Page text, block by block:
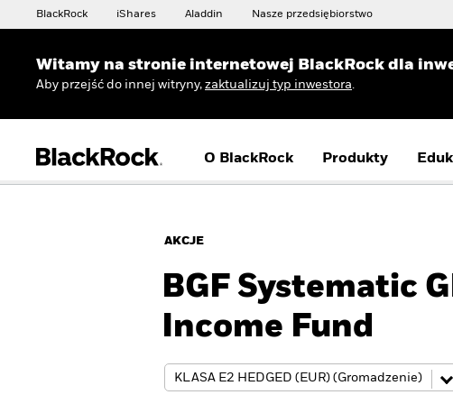
BlackRock iShares Aladdin Nasze przedsiębiorstwo
Witamy na stronie internetowej BlackRock dla
Aby przejść do innej witryny, zaktualizuj typ inwestora
O BlackRock Produkty
AKCJE
BGF Systematic
Income Fund